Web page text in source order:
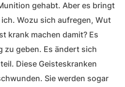
gehabt. Aber es bringt
Wozu sich aufregen, Wut
krank machen damit? Es
zu geben. Es ändert sich
Diese Geisteskranken
Sie werden sogar